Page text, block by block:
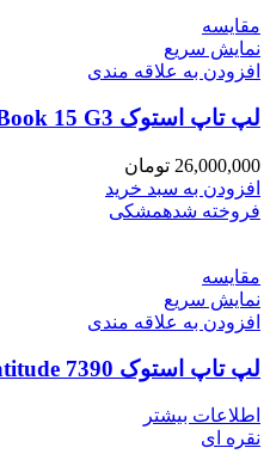
مقايسه
نمایش سریع
افزودن به علاقه مندی
لپ تاپ استوک HP ZBook 15 G3
26,000,000 تومان
افزودن به سبد خرید
فروخته شدهمشکی
مقايسه
نمایش سریع
افزودن به علاقه مندی
لپ تاپ استوک Dell Latitude 7390
اطلاعات بیشتر
نقره ای